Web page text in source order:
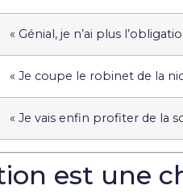
« Génial, je n’ai plus
« Je coupe le robinet de la
« Je vais enfin profiter de la
est une